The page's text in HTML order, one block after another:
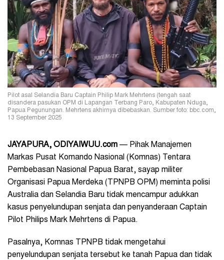
Pilot asal Selandia Baru Captain Philip Mark Mehrtens (tengah saat
disandera pasukan OPM di Lapangan Terbang Paro, Kabupaten Nduga,
Papua Pegunungan. Mehrtens akhirnya dibebaskan. Sumber foto: bbc.com,
13 September 2025
JAYAPURA, ODIYAIWUU.com — Pihak Manajemen
Markas Pusat Komando Nasional (Komnas) Tentara
Pembebasan Nasional Papua Barat, sayap militer
Organisasi Papua Merdeka (TPNPB OPM) meminta polisi
Australia dan Selandia Baru tidak mencampur adukkan
kasus penyelundupan senjata dan penyanderaan Captain
Pilot Philips Mark Mehrtens di Papua.
Pasalnya, Komnas TPNPB tidak mengetahui
penyelundupan senjata tersebut ke tanah Papua dan tidak